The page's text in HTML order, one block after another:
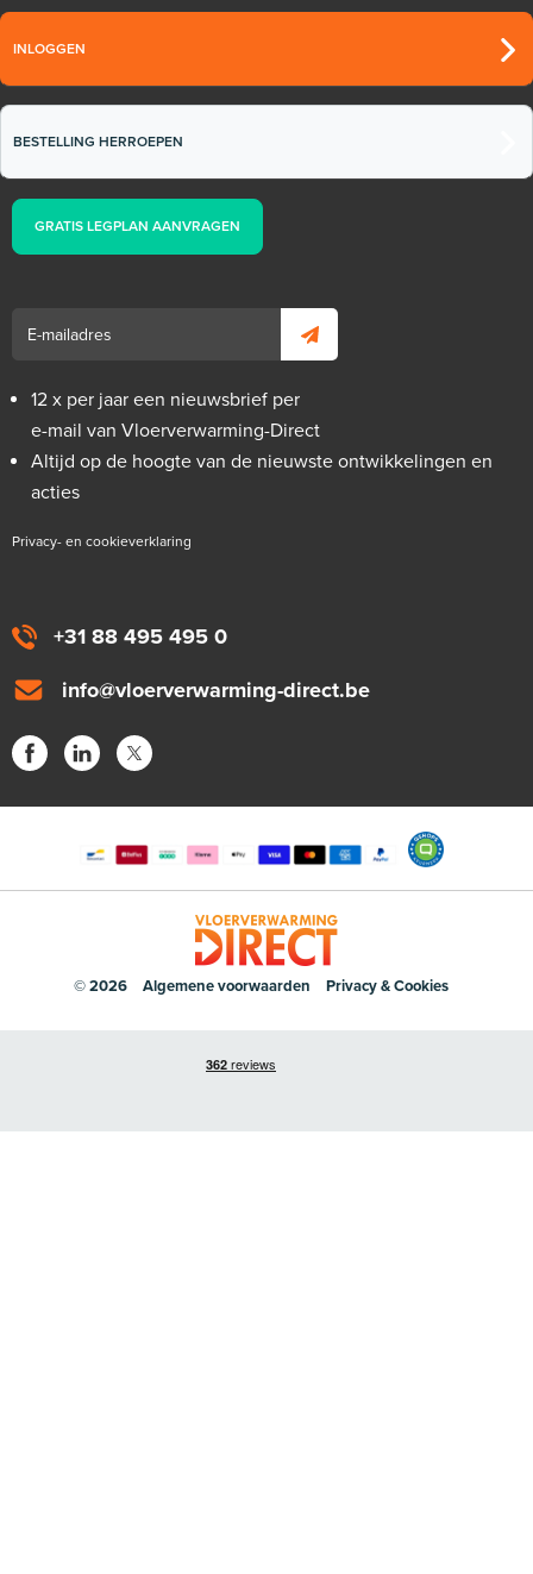
+31 88 495 495 0
info@vloerverwarming-direct.be
INLOGGEN
BESTELLING HERROEPEN
GRATIS LEGPLAN AANVRAGEN
12 x per jaar een nieuwsbrief per
e-mail van Vloerverwarming-Direct
Altijd op de hoogte van de nieuwste ontwikkelingen en
acties
Privacy- en cookieverklaring
© 2026 Algemene voorwaarden Privacy & Cookies